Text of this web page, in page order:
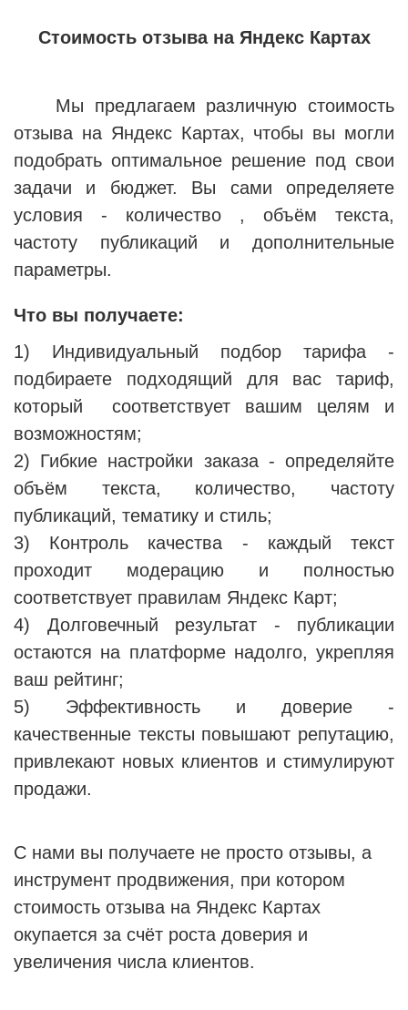
Стоимость отзыва на Яндекс Картах
Мы предлагаем различную стоимость
отзыва на Яндекс Картах, чтобы вы могли
подобрать оптимальное решение под свои
задачи и бюджет. Вы сами определяете
условия - количество , объём текста,
частоту публикаций и дополнительные
параметры.
Что вы получаете:
1) Индивидуальный подбор тарифа -
подбираете подходящий для вас тариф,
который соответствует вашим целям и
возможностям;
2) Гибкие настройки заказа - определяйте
объём текста, количество, частоту
публикаций, тематику и стиль;
3) Контроль качества - каждый текст
проходит модерацию и полностью
соответствует правилам Яндекс Карт;
4) Долговечный результат - публикации
остаются на платформе надолго, укрепляя
ваш рейтинг;
5) Эффективность и доверие -
качественные тексты повышают репутацию,
привлекают новых клиентов и стимулируют
продажи.
С нами вы получаете не просто отзывы, а
инструмент продвижения, при котором
стоимость отзыва на Яндекс Картах
окупается за счёт роста доверия и
увеличения числа клиентов.